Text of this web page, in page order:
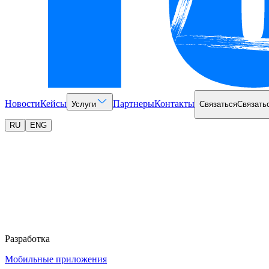
НовостиКейсы Услуги ПартнерыКонтакты Связаться
RU ENG
Разработка
Мобильные приложения